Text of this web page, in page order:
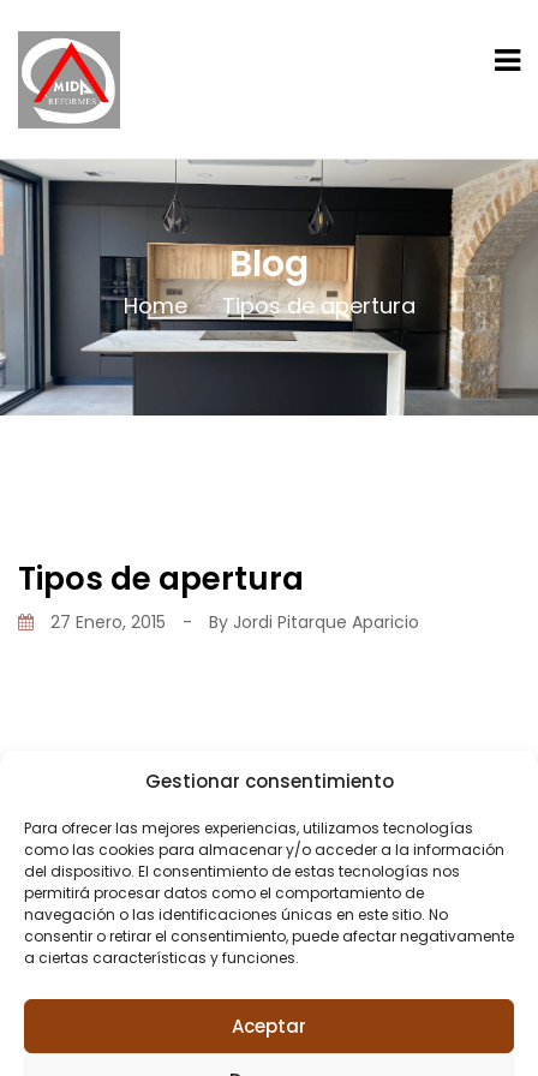
Gestionar consentimiento
Para ofrecer las mejores experiencias, utilizamos tecnologías
como las cookies para almacenar y/o acceder a la información
del dispositivo. El consentimiento de estas tecnologías nos
permitirá procesar datos como el comportamiento de
navegación o las identificaciones únicas en este sitio. No
consentir o retirar el consentimiento, puede afectar negativamente
a ciertas características y funciones.
Aceptar
Blog
Home Tipos de apertura
Tipos de apertura
27 Enero, 2015 - By Jordi Pitarque Aparicio
PREVIOUS POST
¿Cómo elegir la ventana más adecuada?